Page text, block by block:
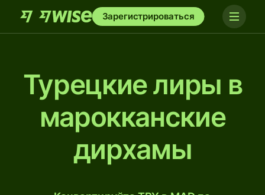
Зарегистрироваться
Турецкие лиры в
марокканские
дирхамы